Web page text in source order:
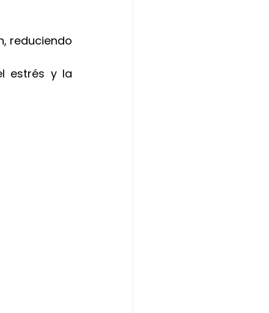
reduciendo
estrés y la